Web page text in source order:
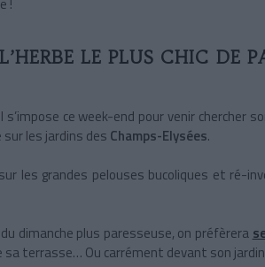
!
LE PLUS CHIC DE
ce week-end pourvenir chercher
les jardins des Champs-Elysées.
les grandes pelouses bucoliques et ré-
dimanche plus paresseuse, on préfèrera
terrasse… Ou carrément devant son